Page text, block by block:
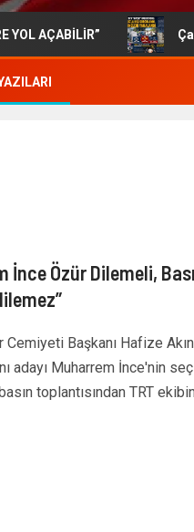
İnce Özür Dilemeli,
Başkanı Hafize
adayı Muharrem İnce'nin
toplantısından TRT